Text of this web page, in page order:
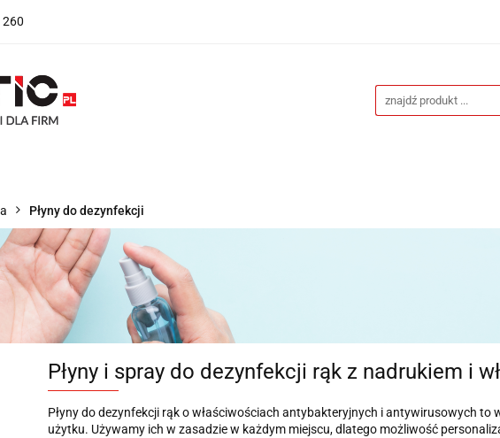
260
OFERTA
gadżety reklamowe
Płyny do dezynfekcji
Płyny i spray do dezynfekcji rąk z nadrukiem i
Płyny do dezynfekcji rąk o właściwościach antybakteryjnych i antywirusowych
użytku. Używamy ich w zasadzie w każdym miejscu, dlatego możliwość